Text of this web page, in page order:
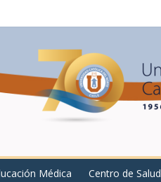
Médica Centro de Salud